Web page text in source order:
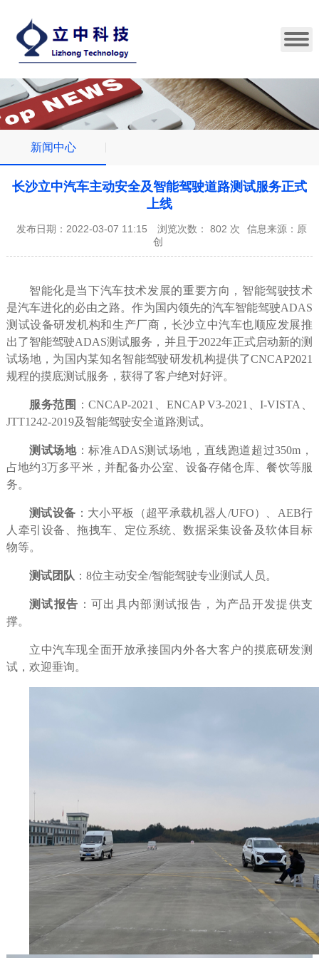
新闻中心
长沙立中汽车主动安全及智能驾驶道路测试服务正式
上线
发布日期：2022-03-07 11:15 浏览次数： 802 次
信息来源：原
创
智能化是当下汽车技术发展的重要方向，智能驾驶技术
是汽车进化的必由之路。作为国内领先的汽车智能驾驶ADAS
测试设备研发机构和生产厂商，长沙立中汽车也顺应发展推
出了智能驾驶ADAS测试服务，并且于2022年正式启动新的测
试场地，为国内某知名智能驾驶研发机构提供了CNCAP2021
规程的摸底测试服务，获得了客户绝对好评。
服务范围
：CNCAP-2021、ENCAP V3-2021、I-VISTA、
JTT1242-2019及智能驾驶安全道路测试。
测试场地：标准ADAS测试场地，直线跑道超过350m，
占地约3万多平米，并配备办公室、设备存储仓库、餐饮等服
务。
测试设备 ：大小平板（超平承载机器人 /UFO）、 AEB行
人牵引设备、拖拽车、定位系统、数据采集设备及软体目标
物等。
测试团队 ：8位主动安全/智能驾驶专业测试人员。
测试报告 ：可出具内部测试报告，为产品开发提供支
撑。
立中汽车现全面开放承接国内外各大客户的摸底研发测
试，欢迎垂询。